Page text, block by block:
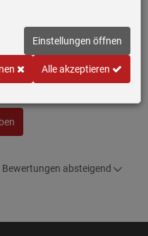
Bürstfinish
mit diesem Artikel
absteigend
Einstellungen öffnen
Alle akzeptieren